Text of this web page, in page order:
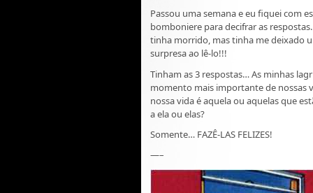
Passou uma semana e eu fiquei com
bomboniere para decifrar as
tinha morrido, mas tinha me deixado
surpresa ao lê-lo!!!
Tinham as 3 respostas… As minhas
momento mais importante de nossas
nossa vida é aquela ou aquelas que
a ela ou elas?
Somente… FAZÊ-LAS FELIZES!
—–